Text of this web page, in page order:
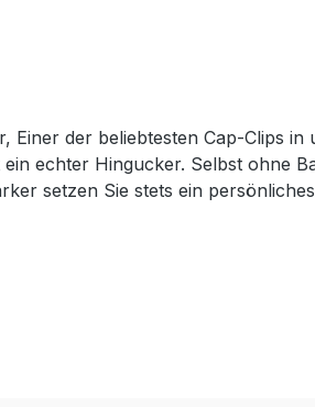
der beliebtesten Cap-Clips
echter Hingucker. Selbst ohne
setzen Sie stets ein